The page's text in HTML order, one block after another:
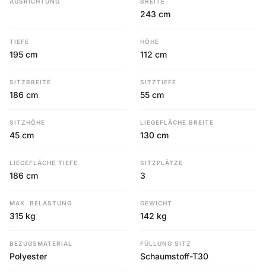
243 cm
TIEFE
195 cm
HÖHE
112 cm
SITZBREITE
186 cm
SITZTIEFE
55 cm
SITZHÖHE
45 cm
LIEGEFLÄCHE BREITE
130 cm
LIEGEFLÄCHE TIEFE
186 cm
SITZPLÄTZE
3
MAX. BELASTUNG
315 kg
GEWICHT
142 kg
BEZUGSMATERIAL
Polyester
FÜLLUNG SITZ
Schaumstoff-T30